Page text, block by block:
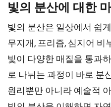
빛의 분산에 대한
빛의 분산은 일상에서 쉽
무지개, 프리즘, 심지어 비
빛이 다양한 매질을 통과
로 나뉘는 과정이 바로 분
원리뿐만 아니라 예술적